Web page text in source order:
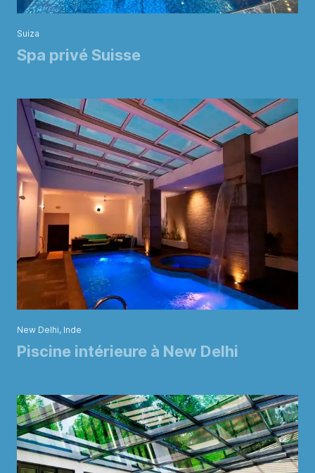
Suiza
Spa privé Suisse
New Delhi, Inde
Piscine intérieure à New Delhi